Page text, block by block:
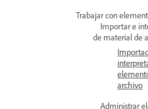
Trabajar con
Importar e
de material de
archivo
Administrar